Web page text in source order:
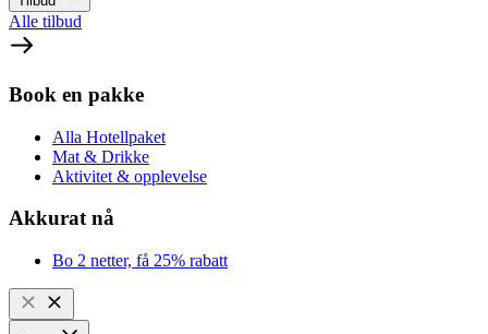
Alle tilbud
Book en pakke
Alla Hotellpaket
Mat & Drikke
Aktivitet & opplevelse
Akkurat nå
Bo 2 netter, få 25% rabatt